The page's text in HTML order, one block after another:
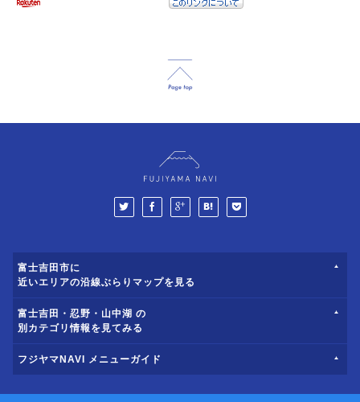
富士吉田市に
近いエリアの沿線ぶらりマップを見る
富士吉田・忍野・山中湖 の
別カテゴリ情報を見てみる
フジヤマNAVI メニューガイド